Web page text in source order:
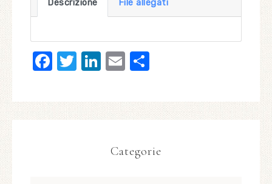
Descrizione File allegati
Facebook
Twitter
LinkedIn
Email
Categorie